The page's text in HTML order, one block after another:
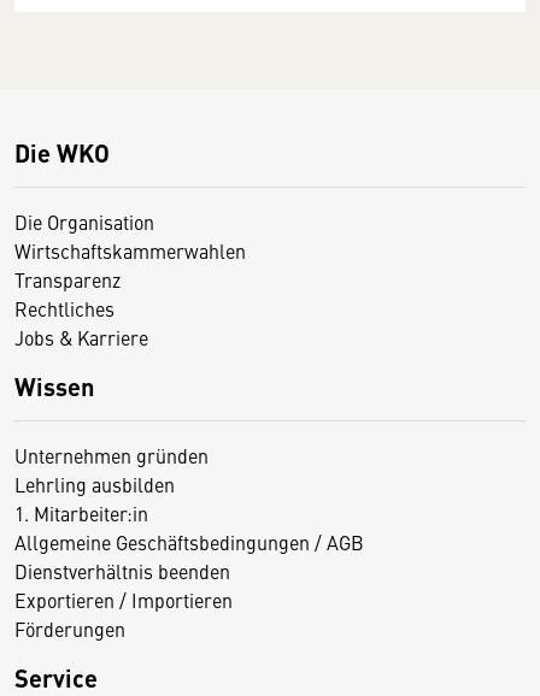
Die WKO
Die Organisation
Wirtschaftskammerwahlen
Transparenz
Rechtliches
Jobs & Karriere
Wissen
Unternehmen gründen
Lehrling ausbilden
1. Mitarbeiter:in
Allgemeine Geschäftsbedingungen / AGB
Dienstverhältnis beenden
Exportieren / Importieren
Förderungen
Service